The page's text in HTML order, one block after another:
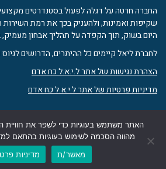
החברה חרטה על דגלה לפעול בסטנדרטים
שקיפות ואמינות, ולהעניק בכך את רמת השירות
היום בשוק, תוך הקפדה על תהליך אבחון
לחברת ליאל קיימים כל ההיתרים, הדרושים
הצהרת נגישות של אתר ל.י.א.ל כח אדם
מדיניות פרטיות של אתר ל.י.א.ל כח אדם
כל הזכויות שמורות ל.י.א.ל |
גלילה
האתר משתמש בעוגיות כדי לשפר את
מהווה הסכמה לשימוש בעוגיות בהתאם
מאשר/ת
מדיניות